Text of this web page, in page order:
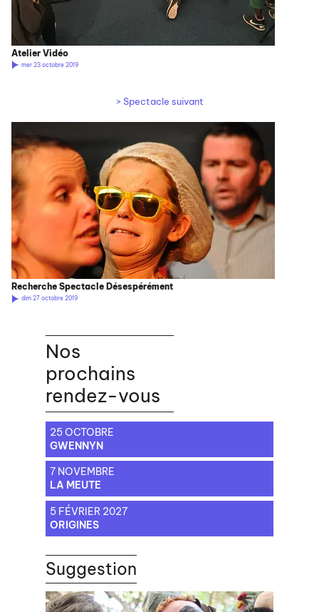
Atelier Vidéo
mer 23 octobre 2019
> Spectacle suivant
Recherche Spectacle Désespérément
dim 27 octobre 2019
Nos
prochains
rendez-vous
25 OCTOBRE
GWENNYN
7 NOVEMBRE
LA MEUTE
5 FÉVRIER 2027
ORIGINES
Suggestion